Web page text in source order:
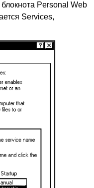
Personal Web
Services,